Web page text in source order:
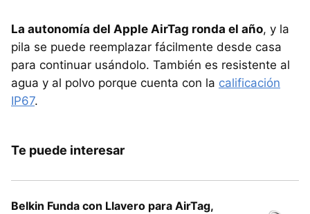
La autonomía del Apple AirTag ronda el año, y la
pila se puede reemplazar fácilmente desde casa
para continuar usándolo. También es resistente al
agua y al polvo porque cuenta con la calificación
IP67.
Te puede interesar
Belkin Funda con Llavero para AirTag,